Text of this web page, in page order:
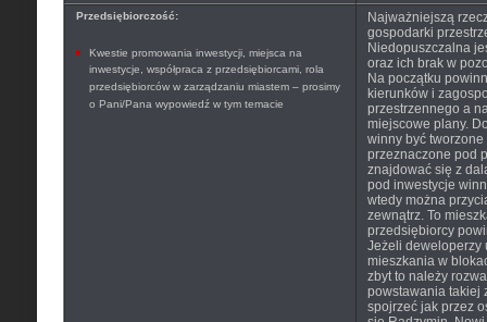
Przedsiębiorczość:
Kwestie promowania inwestycji, miejsca na
inwestycje, współpraca z przedsiębiorcami, rola
przedsiębiorców w zarządzaniu miastem – prosimy
o Pani/Pana wypowiedź w tym temacie
Najważniejszą
gospodarki
Niedopuszczalna
oraz ich brak w
Na początku
kierunków i
przestrzennego a
miejscowe plany.
winny być
przeznaczone pod
znajdować się z
pod inwestycje
wtedy można
zewnątrz. To
przedsiębiorcy
Jeżeli deweloperzy
mieszkania w
zbyt to należy
powstawania takiej
spojrzeć jak przez